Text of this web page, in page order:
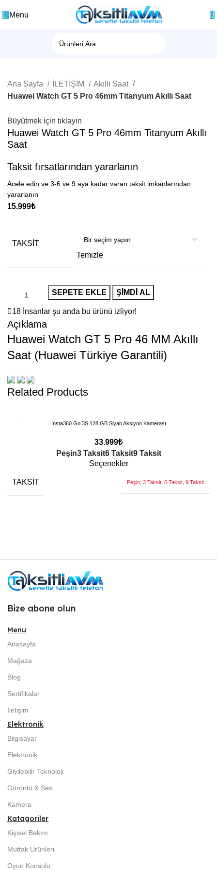
Menu
Ana Sayfa İLETİŞİM
Akıllı Saat
Huawei Watch GT 5 Pro 46mm Titanyum Akıllı Saat
Büyütmek için tıklayın
Huawei Watch GT 5 Pro 46mm Titanyum Akıllı
Saat
Taksit fırsatlarından yararlanın
Acele edin ve 3-6 ve 9 aya kadar varan taksit imkanlarından
yararlanın
15.999₺
TAKSIT
Temizle
SEPETE EKLE ŞIMDI AL
18 İnsanlar şu anda bu ürünü izliyor!
Açıklama
Huawei Watch GT 5 Pro 46 MM Akıllı
Saat (Huawei Türkiye Garantili)
Related Products
Insta360 Go 3S 128 GB Siyah Aksiyon Kamerası
33.999₺
Peşin3 Taksit6 Taksit9 Taksit
Seçenekler
TAKSIT Peşin, 3 Taksit, 6 Taksit, 9 Taksit
Bize abone olun
Menu
Anasayfa
Mağaza
Blog
Sertifikalar
İletişim
Elektronik
Bilgisayar
Elektronik
Giyilebilir Teknoloji
Görüntü & Ses
Kamera
Katagoriler
Kişisel Bakım
Mutfak Ürünleri
Oyun Konsolu